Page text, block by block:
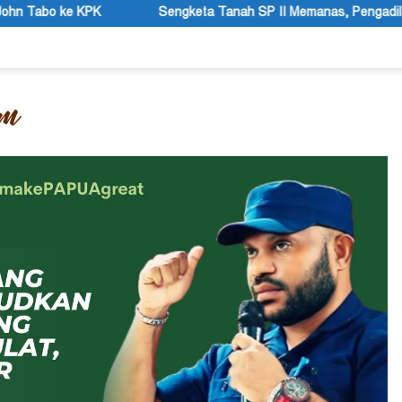
Tanah SP II Memanas, Pengadilan Negeri Timika Tegaskan